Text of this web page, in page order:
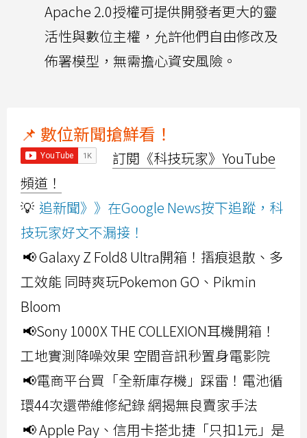
Apache 2.0授權可提供開發者更大的靈
活性與數位主權，允許他們自由修改及
佈署模型，無需擔心資安風險。
📌 數位新聞搶鮮看！
訂閱《科技玩家》YouTube
頻道！
💡 追新聞》》在Google News按下追蹤，科
技玩家好文不漏接！
📢 Galaxy Z Fold8 Ultra開箱！摺痕退散、多
工效能 同時爽玩Pokemon GO、Pikmin
Bloom
📢Sony 1000X THE COLLEXION耳機開箱！
工地實測降噪效果 空間音訊秒置身電影院
📢電商平台買「全新庫存機」踩雷！電池循
環44次還帶維修紀錄 網揭無良賣家手法
📢 Apple Pay、信用卡搭北捷「只扣1元」是